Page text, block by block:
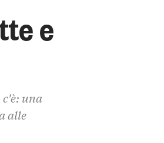
e
una
alle